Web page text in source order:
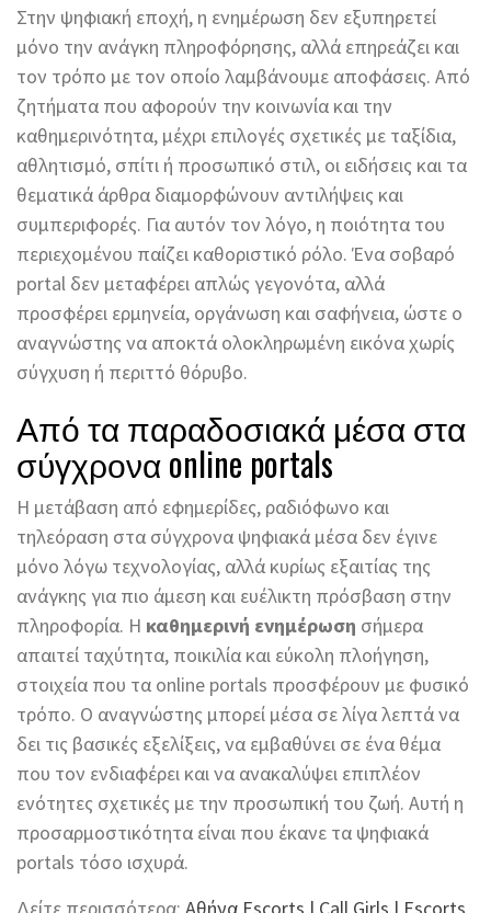
Στην ψηφιακή εποχή, η ενημέρωση δεν εξυπηρετεί
μόνο την ανάγκη πληροφόρησης, αλλά επηρεάζει και
τον τρόπο με τον οποίο λαμβάνουμε αποφάσεις. Από
ζητήματα που αφορούν την κοινωνία και την
καθημερινότητα, μέχρι επιλογές σχετικές με ταξίδια,
αθλητισμό, σπίτι ή προσωπικό στιλ, οι ειδήσεις και τα
θεματικά άρθρα διαμορφώνουν αντιλήψεις και
συμπεριφορές. Για αυτόν τον λόγο, η ποιότητα του
περιεχομένου παίζει καθοριστικό ρόλο. Ένα σοβαρό
portal δεν μεταφέρει απλώς γεγονότα, αλλά
προσφέρει ερμηνεία, οργάνωση και σαφήνεια, ώστε ο
αναγνώστης να αποκτά ολοκληρωμένη εικόνα χωρίς
σύγχυση ή περιττό θόρυβο.
Από τα παραδοσιακά μέσα στα
σύγχρονα online portals
Η μετάβαση από εφημερίδες, ραδιόφωνο και
τηλεόραση στα σύγχρονα ψηφιακά μέσα δεν έγινε
μόνο λόγω τεχνολογίας, αλλά κυρίως εξαιτίας της
ανάγκης για πιο άμεση και ευέλικτη πρόσβαση στην
πληροφορία. Η καθημερινή ενημέρωση σήμερα
απαιτεί ταχύτητα, ποικιλία και εύκολη πλοήγηση,
στοιχεία που τα online portals προσφέρουν με φυσικό
τρόπο. Ο αναγνώστης μπορεί μέσα σε λίγα λεπτά να
δει τις βασικές εξελίξεις, να εμβαθύνει σε ένα θέμα
που τον ενδιαφέρει και να ανακαλύψει επιπλέον
ενότητες σχετικές με την προσωπική του ζωή. Αυτή η
προσαρμοστικότητα είναι που έκανε τα ψηφιακά
portals τόσο ισχυρά.